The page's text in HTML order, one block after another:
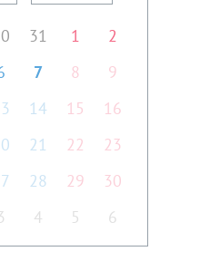
31 1
2
7 8
9
14 15
16
21 22
23
28 29
30
4 5 6